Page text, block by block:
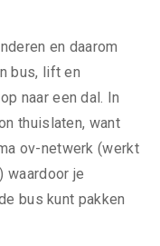
en daarom
bus, lift en
naar een dal. In
thuislaten, want
ov-netwerk (werkt
) waardoor je
bus kunt pakken